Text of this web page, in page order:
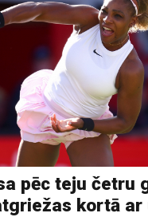
pēc teju četru
kortā ar